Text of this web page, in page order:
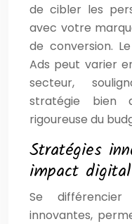
de cibler les
avec votre
de conversion.
Ads peut varier
secteur,
stratégie bien
rigoureuse du
Stratégies
impact
Se
innovantes,